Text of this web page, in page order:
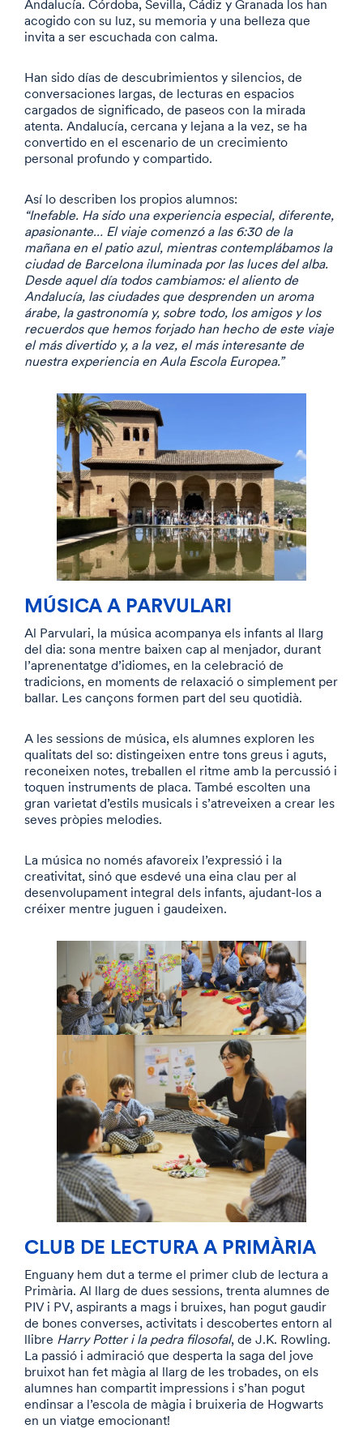
Andalucía. Córdoba, Sevilla, Cádiz y Granada los han
acogido con su luz, su memoria y una belleza que
invita a ser escuchada con calma.
Han sido días de descubrimientos y silencios, de
conversaciones largas, de lecturas en espacios
cargados de significado, de paseos con la mirada
atenta. Andalucía, cercana y lejana a la vez, se ha
convertido en el escenario de un crecimiento
personal profundo y compartido.
Así lo describen los propios alumnos:
“Inefable. Ha sido una experiencia especial, diferente,
apasionante… El viaje comenzó a las 6:30 de la
mañana en el patio azul, mientras contemplábamos la
ciudad de Barcelona iluminada por las luces del alba.
Desde aquel día todos cambiamos: el aliento de
Andalucía, las ciudades que desprenden un aroma
árabe, la gastronomía y, sobre todo, los amigos y los
recuerdos que hemos forjado han hecho de este viaje
el más divertido y, a la vez, el más interesante de
nuestra experiencia en Aula Escola Europea.”
MÚSICA A PARVULARI
Al Parvulari, la música acompanya els infants al llarg
del dia: sona mentre baixen cap al menjador, durant
l’aprenentatge d’idiomes, en la celebració de
tradicions, en moments de relaxació o simplement per
ballar. Les cançons formen part del seu quotidià.
A les sessions de música, els alumnes exploren les
qualitats del so: distingeixen entre tons greus i aguts,
reconeixen notes, treballen el ritme amb la percussió i
toquen instruments de placa. També escolten una
gran varietat d’estils musicals i s’atreveixen a crear les
seves pròpies melodies.
La música no només afavoreix l’expressió i la
creativitat, sinó que esdevé una eina clau per al
desenvolupament integral dels infants, ajudant-los a
créixer mentre juguen i gaudeixen.
CLUB DE LECTURA A PRIMÀRIA
Enguany hem dut a terme el primer club de lectura a
Primària. Al llarg de dues sessions, trenta alumnes de
PIV i PV, aspirants a mags i bruixes, han pogut gaudir
de bones converses, activitats i descobertes entorn al
llibre Harry Potter i la pedra filosofal, de J.K. Rowling.
La passió i admiració que desperta la saga del jove
bruixot han fet màgia al llarg de les trobades, on els
alumnes han compartit impressions i s’han pogut
endinsar a l’escola de màgia i bruixeria de Hogwarts
en un viatge emocionant!